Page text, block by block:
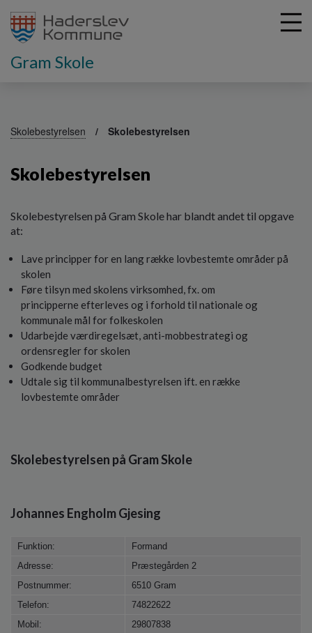
Gram Skole
Skolebestyrelsen Skolebestyrelsen
Skolebestyrelsen
Skolebestyrelsen på Gram Skole har blandt andet til opgave
at:
Lave principper for en lang række lovbestemte områder på
skolen
Føre tilsyn med skolens virksomhed, fx. om
principperne efterleves og i forhold til nationale og
kommunale mål for folkeskolen
Udarbejde værdiregelsæt, anti-mobbestrategi og
ordensregler for skolen
Godkende budget
Udtale sig til kommunalbestyrelsen ift. en række
lovbestemte områder
Skolebestyrelsen på Gram Skole
Johannes Engholm Gjesing
Funktion:
Formand
Adresse:
Præstegården 2
Postnummer:
6510 Gram
Telefon:
74822622
Mobil:
29807838